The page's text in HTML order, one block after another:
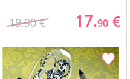
19.90 € 17.90 €